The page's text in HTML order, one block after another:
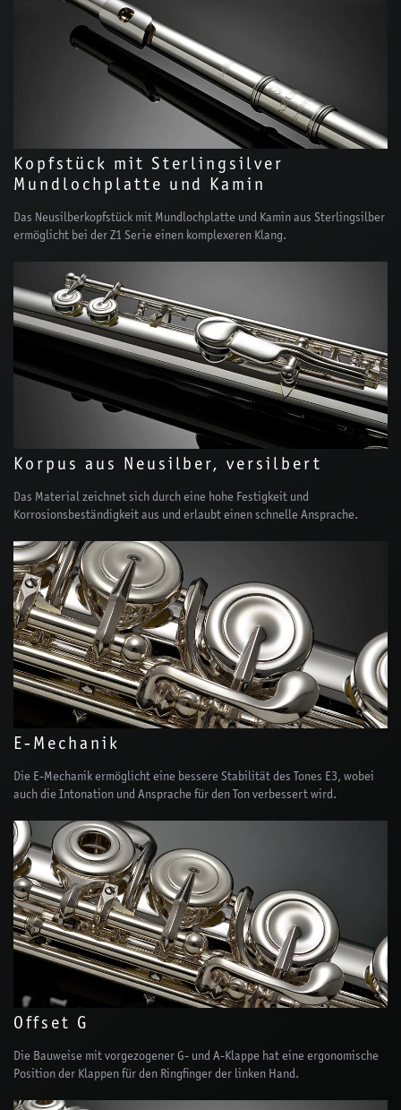
Kopfstück mit Sterlingsilver
Mundlochplatte und Kamin
Das Neusilberkopfstück mit Mundlochplatte und Kamin aus Sterlingsilber
ermöglicht bei der Z1 Serie einen komplexeren Klang.
Korpus aus Neusilber, versilbert
Das Material zeichnet sich durch eine hohe Festigkeit und
Korrosionsbeständigkeit aus und erlaubt einen schnelle Ansprache.
E-Mechanik
Die E-Mechanik ermöglicht eine bessere Stabilität des Tones E3, wobei
auch die Intonation und Ansprache für den Ton verbessert wird.
Offset G
Die Bauweise mit vorgezogener G- und A-Klappe hat eine ergonomische
Position der Klappen für den Ringfinger der linken Hand.